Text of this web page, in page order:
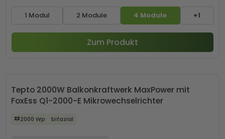
1 Modul 2 Module 4 Module +1
Zum Produkt
Tepto 2000W Balkonkraftwerk MaxPower mit
FoxEss Q1-2000-E Mikrowechselrichter
2000 Wp bifazial